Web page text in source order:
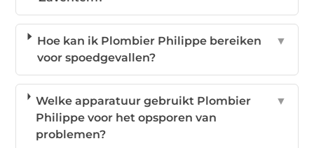
Hoe kan ik Plombier Philippe bereiken
voor spoedgevallen?
▼
Welke apparatuur gebruikt Plombier
Philippe voor het opsporen van
problemen?
▼